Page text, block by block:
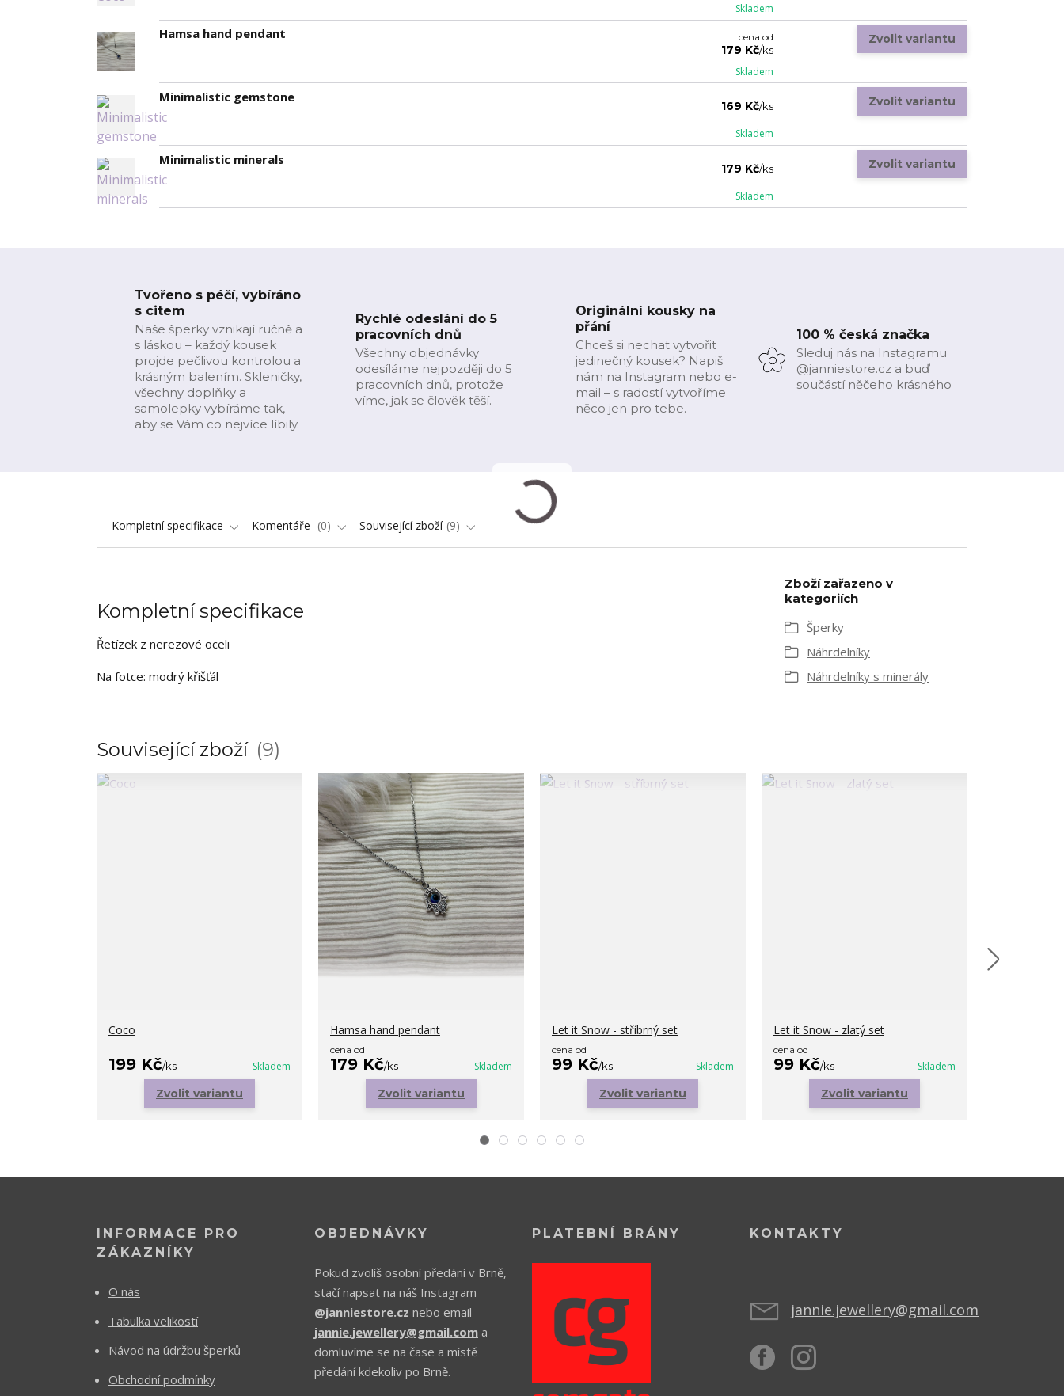
Skladem
Hamsa hand pendant cena od
179 Kč/ks
Skladem
Zvolit variantu
Minimalistic gemstone
169 Kč/ks
Skladem
Zvolit variantu
Minimalistic minerals
179 Kč/ks
Skladem
Zvolit variantu
Tvořeno s péčí, vybíráno
s citem
Naše šperky vznikají ručně a
s láskou – každý kousek
projde pečlivou kontrolou a
krásným balením. Skleničky,
všechny doplňky a
samolepky vybíráme tak,
aby se Vám co nejvíce líbily.
Rychlé odeslání do 5
pracovních dnů
Všechny objednávky
odesíláme nejpozději do 5
pracovních dnů, protože
víme, jak se člověk těší.
Originální kousky na
přání
Chceš si nechat vytvořit
jedinečný kousek? Napiš
nám na Instagram nebo e-
mail – s radostí vytvoříme
něco jen pro tebe.
100 % česká značka
Sleduj nás na Instagramu
@janniestore.cz a buď
součástí něčeho krásného
Kompletní specifikace Komentáře 0 Související zboží 9
Kompletní specifikace
Řetízek z nerezové oceli
Na fotce: modrý křišťál
Zboží zařazeno v
kategoriích
Šperky
Náhrdelníky
Náhrdelníky s minerály
Související zboží 9
Coco
199 Kč/ks Skladem
Zvolit variantu
Hamsa hand pendant
cena od
179 Kč/ks Skladem
Zvolit variantu
Let it Snow - stříbrný set
cena od
99 Kč/ks Skladem
Zvolit variantu
Let it Snow - zlatý set
cena od
99 Kč/ks Skladem
Zvolit variantu
INFORMACE PRO
ZÁKAZNÍKY
O nás
Tabulka velikostí
Návod na údržbu šperků
Obchodní podmínky
OBJEDNÁVKY
Pokud zvolíš osobní předání v Brně,
stačí napsat na náš Instagram
@janniestore.cz nebo email
jannie.jewellery@gmail.com a
domluvíme se na čase a místě
předání kdekoliv po Brně.
PLATEBNÍ BRÁNY KONTAKTY
jannie.jewellery@gmail.com